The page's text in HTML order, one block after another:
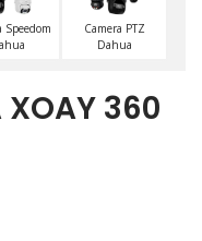
Speedom
Camera PTZ
Dahua
XOAY 360